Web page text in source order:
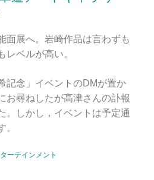
面展へ。岩崎作品は言わずも
レベルが高い。
記念」イベントのDMが置か
お尋ねしたが高津さんの訃報
。しかし，イベントは予定通
。
ーテインメント